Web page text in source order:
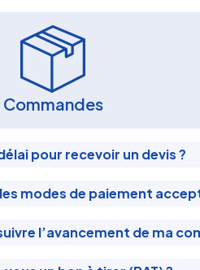
Commandes
pour recevoir un devis ?
modes de paiement
l’avancement de ma